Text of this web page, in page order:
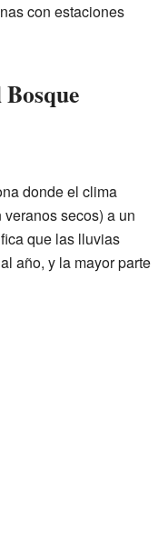
con estaciones
donde el clima
veranos secos) a un
que las lluvias
año, y la mayor parte